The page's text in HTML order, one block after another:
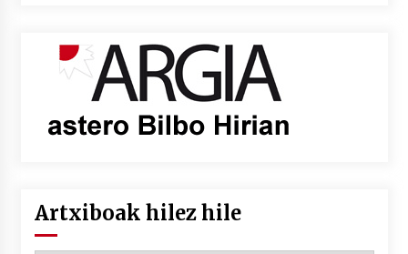
Artxiboak hilez hile